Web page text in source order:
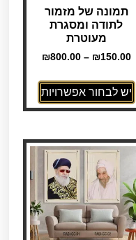
תמונה של מזמור
לתודה ומסגרת
מעוטרת
₪150.00
–
₪800.00
יש לבחור אפשרויות